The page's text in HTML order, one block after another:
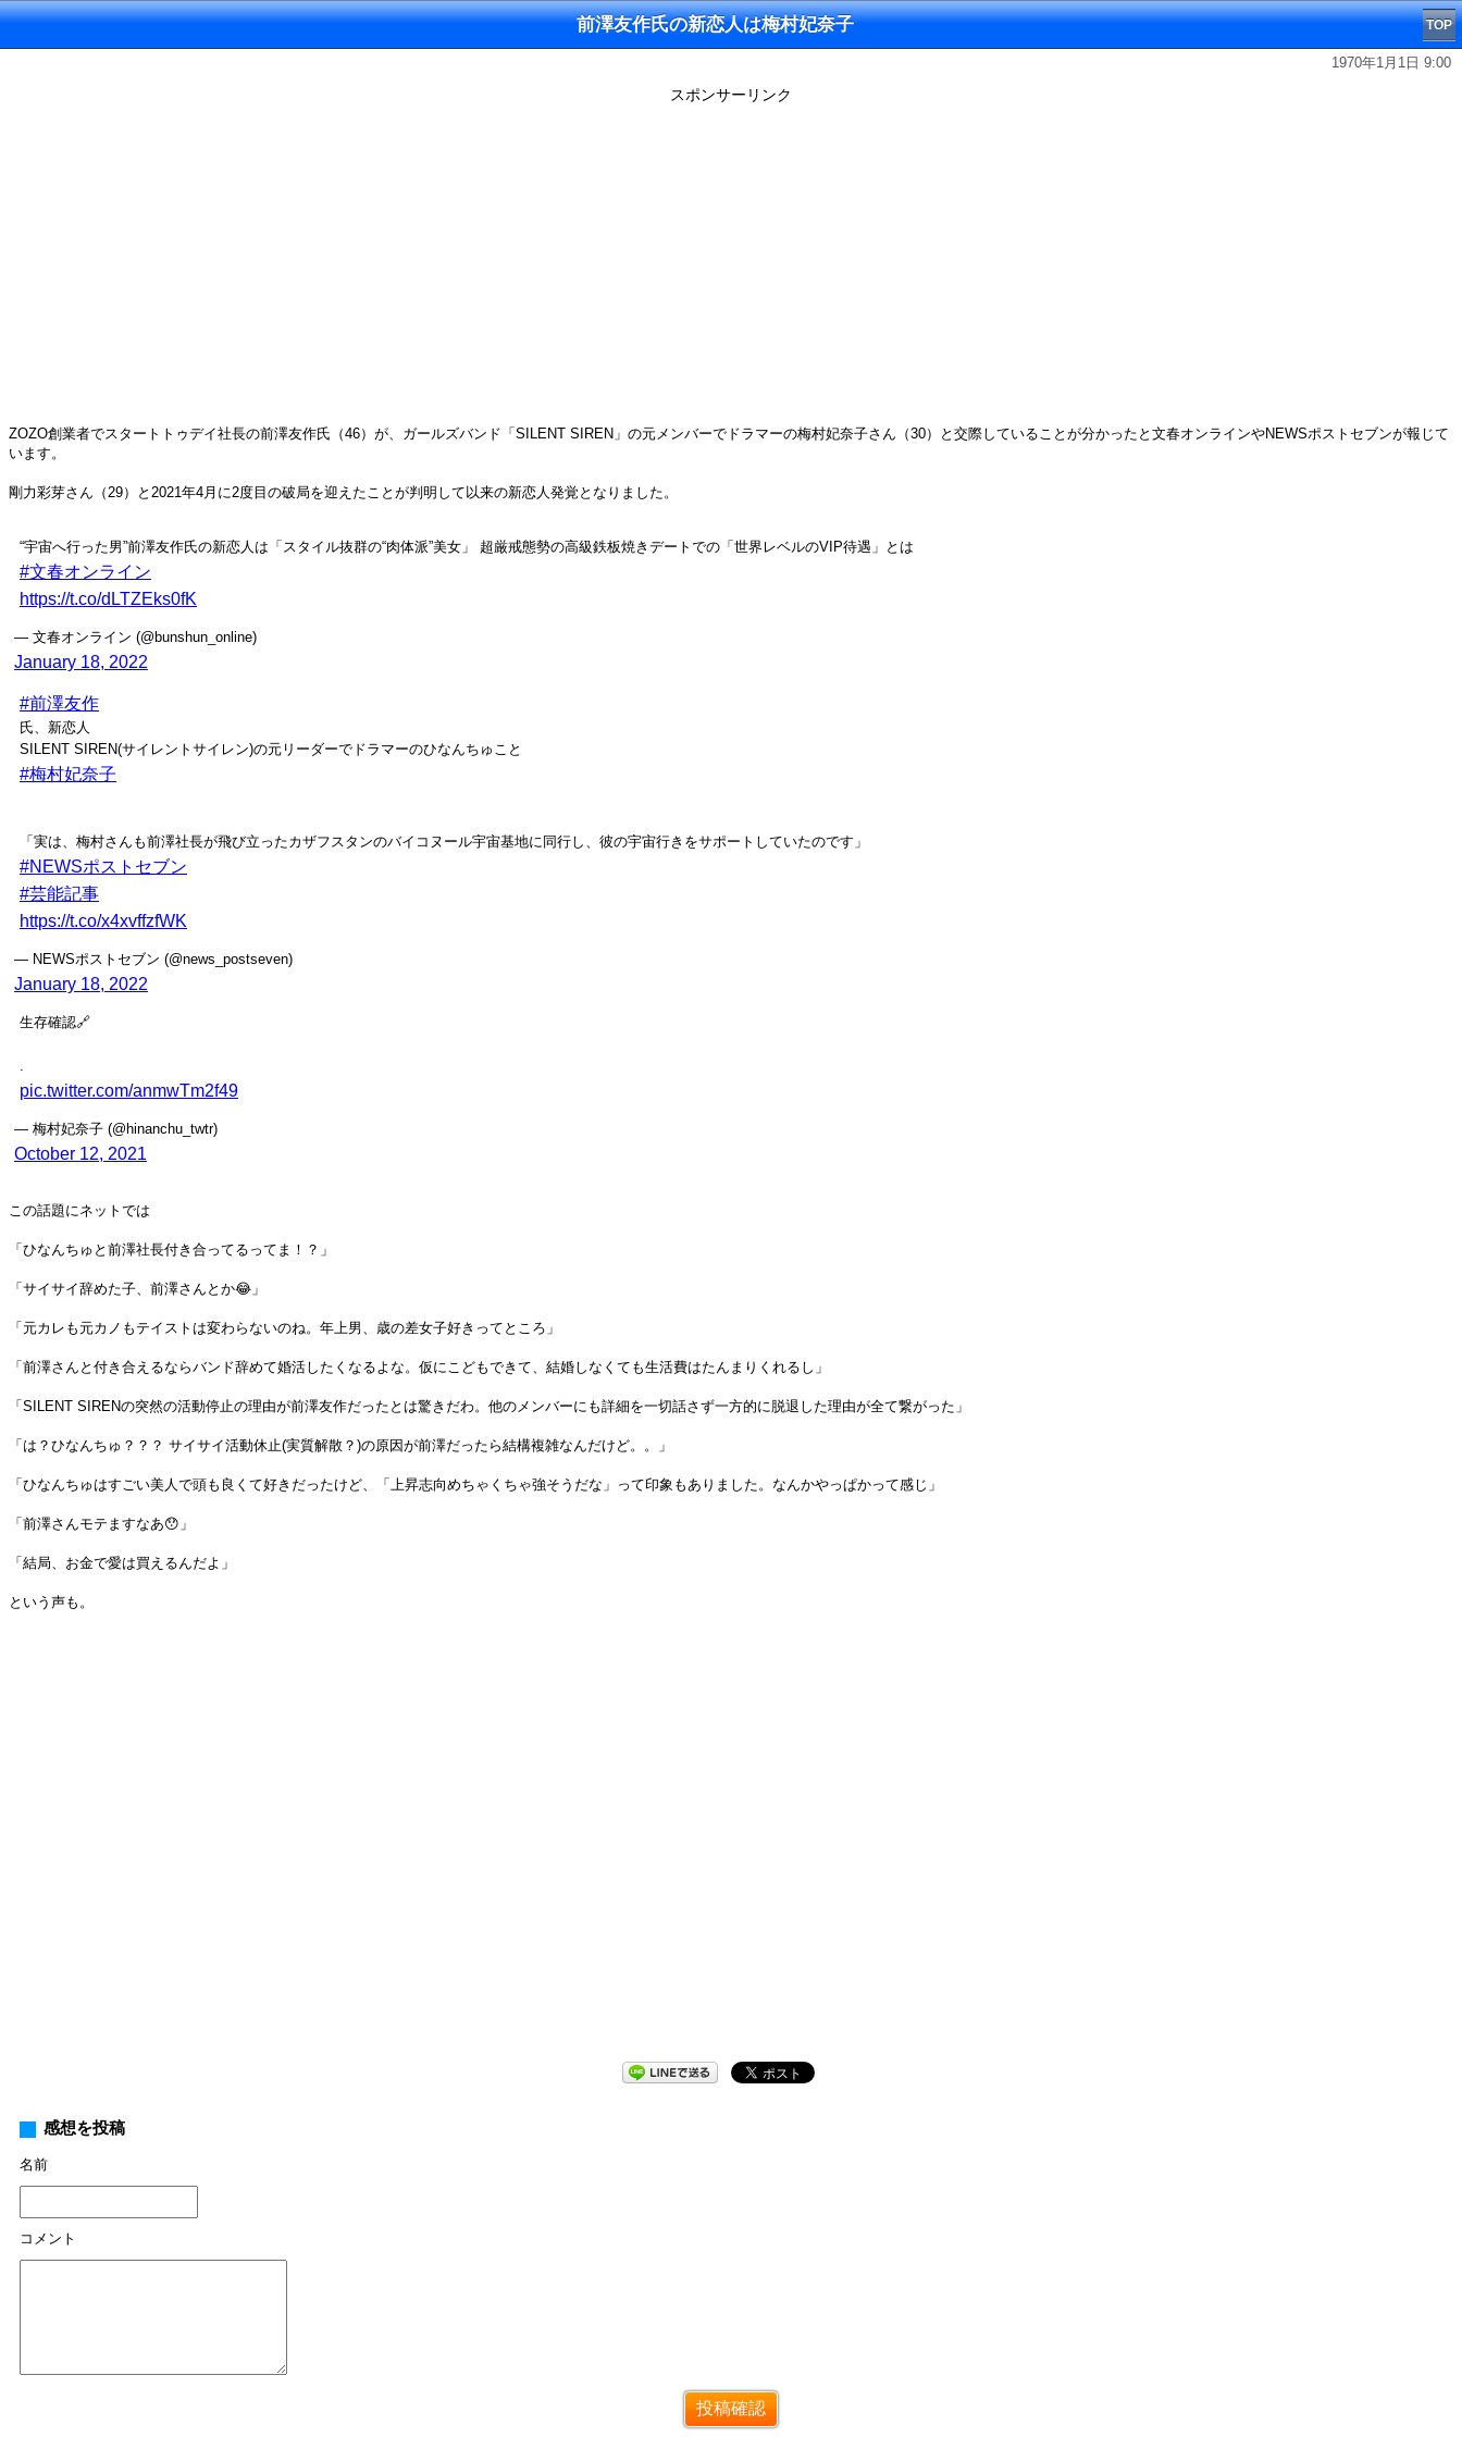
前澤友作氏の新恋人は梅村妃奈子 TOP
1970年1月1日 9:00
スポンサーリンク
ZOZO創業者でスタートトゥデイ社長の前澤友作氏（46）が、ガールズバンド「SILENT SIREN」の元メンバーでドラマーの梅村妃奈子さん（30）と交際していることが分かったと文春オンラインやNEWSポストセブンが報じて
います。
剛力彩芽さん（29）と2021年4月に2度目の破局を迎えたことが判明して以来の新恋人発覚となりました。
“宇宙へ行った男”前澤友作氏の新恋人は「スタイル抜群の“肉体派”美女」 超厳戒態勢の高級鉄板焼きデートでの「世界レベルのVIP待遇」とは
#文春オンライン
https://t.co/dLTZEks0fK
— 文春オンライン (@bunshun_online)
January 18, 2022
#前澤友作
氏、新恋人
SILENT SIREN(サイレントサイレン)の元リーダーでドラマーのひなんちゅこと
#梅村妃奈子
「実は、梅村さんも前澤社長が飛び立ったカザフスタンのバイコヌール宇宙基地に同行し、彼の宇宙行きをサポートしていたのです」
#NEWSポストセブン
#芸能記事
https://t.co/x4xvffzfWK
— NEWSポストセブン (@news_postseven)
January 18, 2022
生存確認🔗
.
pic.twitter.com/anmwTm2f49
— 梅村妃奈子 (@hinanchu_twtr)
October 12, 2021
この話題にネットでは
「ひなんちゅと前澤社長付き合ってるってま！？」
「サイサイ辞めた子、前澤さんとか😂」
「元カレも元カノもテイストは変わらないのね。年上男、歳の差女子好きってところ」
「前澤さんと付き合えるならバンド辞めて婚活したくなるよな。仮にこどもできて、結婚しなくても生活費はたんまりくれるし」
「SILENT SIRENの突然の活動停止の理由が前澤友作だったとは驚きだわ。他のメンバーにも詳細を一切話さず一方的に脱退した理由が全て繋がった」
「は？ひなんちゅ？？？ サイサイ活動休止(実質解散？)の原因が前澤だったら結構複雑なんだけど。。」
「ひなんちゅはすごい美人で頭も良くて好きだったけど、「上昇志向めちゃくちゃ強そうだな」って印象もありました。なんかやっぱかって感じ」
「前澤さんモテますなあ😯」
「結局、お金で愛は買えるんだよ」
という声も。
感想を投稿
名前
コメント